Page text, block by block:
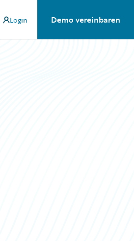
Login Demo vereinbaren